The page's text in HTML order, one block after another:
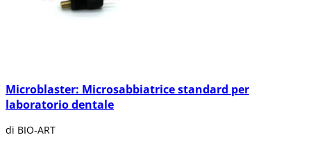
Microblaster: Microsabbiatrice standard per
laboratorio dentale
di BIO-ART